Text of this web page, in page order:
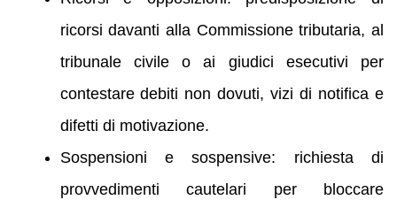
ricorsi davanti alla Commissione tributaria, al
tribunale civile o ai giudici esecutivi per
contestare debiti non dovuti, vizi di notifica e
difetti di motivazione.
Sospensioni e sospensive: richiesta di
provvedimenti cautelari per bloccare